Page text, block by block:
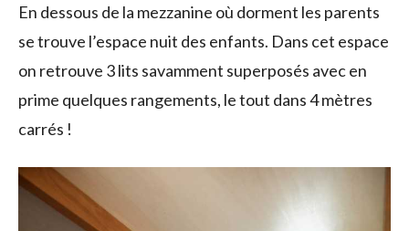
En dessous de la mezzanine où dorment les parents
se trouve l’espace nuit des enfants. Dans cet espace
on retrouve 3 lits savamment superposés avec en
prime quelques rangements, le tout dans 4 mètres
carrés !